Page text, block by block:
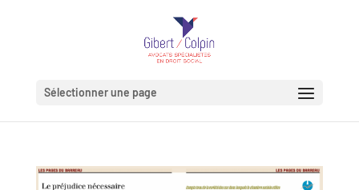
Sélectionner une page